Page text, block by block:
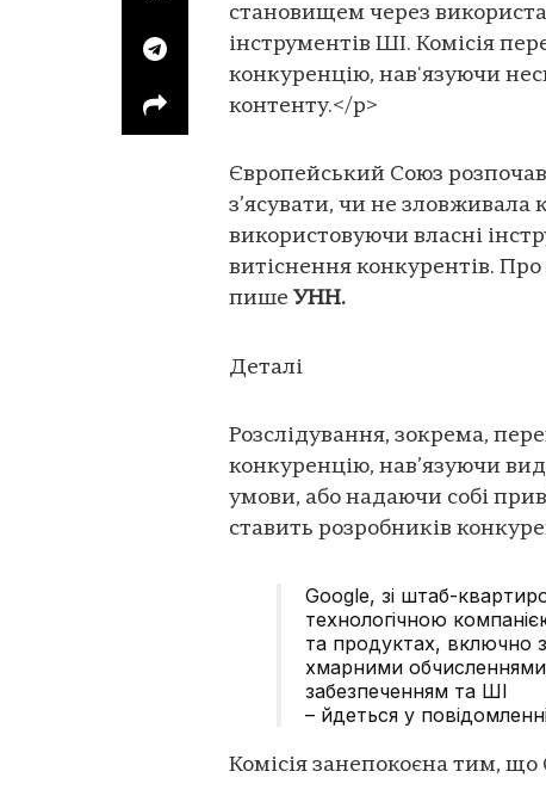
становищем через
інструментів ШІ. Комісія
конкуренцію, нав'язуючи
контенту.</p>
Європейський Союз
з’ясувати, чи не
використовуючи власні
витіснення конкурентів. Про
пише УНН.
Деталі
Розслідування, зокрема,
конкуренцію, нав’язуючи
умови, або надаючи собі
ставить розробників
Google, зі штаб-
технологічною
та продуктах, включно
хмарними
забезпеченням та ШІ
– йдеться у
Комісія занепокоєна тим, що